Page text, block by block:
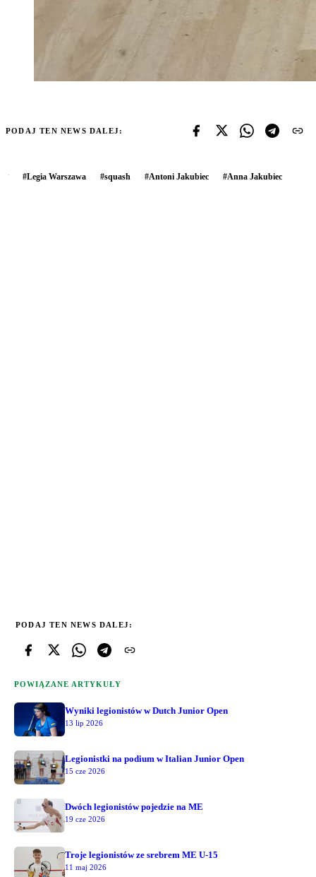
PODAJ TEN NEWS DALEJ:
#Legia Warszawa #squash #Antoni Jakubiec #Anna Jakubiec
PODAJ TEN NEWS DALEJ:
POWIĄZANE ARTYKUŁY
Wyniki legionistów w Dutch Junior Open
13 lip 2026
Legionistki na podium w Italian Junior Open
15 cze 2026
Dwóch legionistów pojedzie na ME
19 cze 2026
Troje legionistów ze srebrem ME U-15
11 maj 2026